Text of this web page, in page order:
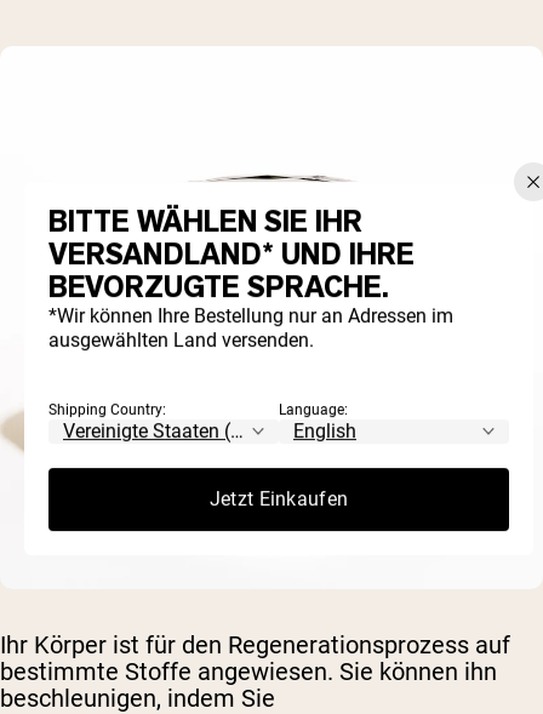
Ihr Körper ist für den Regenerationsprozess auf
bestimmte Stoffe angewiesen. Sie können ihn
beschleunigen, indem Sie
BITTE WÄHLEN SIE IHR
VERSANDLAND* UND IHRE
BEVORZUGTE SPRACHE.
*Wir können Ihre Bestellung nur an Adressen im
ausgewählten Land versenden.
Shipping Country: Language:
Jetzt Einkaufen